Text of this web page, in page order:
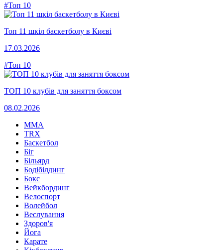
#Топ 10
Топ 11 шкіл баскетболу в Києві
17.03.2026
#Топ 10
ТОП 10 клубів для заняття боксом
08.02.2026
MMA
TRX
Баскетбол
Біг
Більярд
Бодібілдинг
Бокс
Вейкбординг
Велоспорт
Волейбол
Веслування
Здоров'я
Йога
Карате